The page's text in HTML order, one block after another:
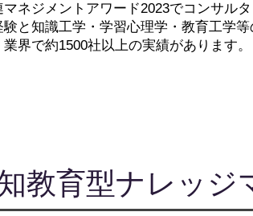
マネジメントアワード2023でコンサル
験と知識工学・学習心理学・教育工学
業界で約1500社以上の実績があります。
教育型ナレッジ